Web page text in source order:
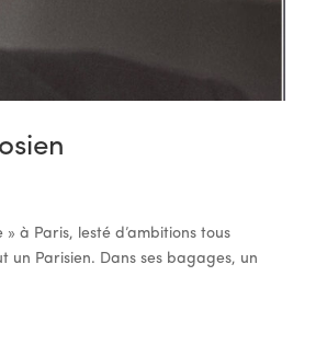
à Paris, lesté d’ambitions tous
Parisien. Dans ses bagages, un